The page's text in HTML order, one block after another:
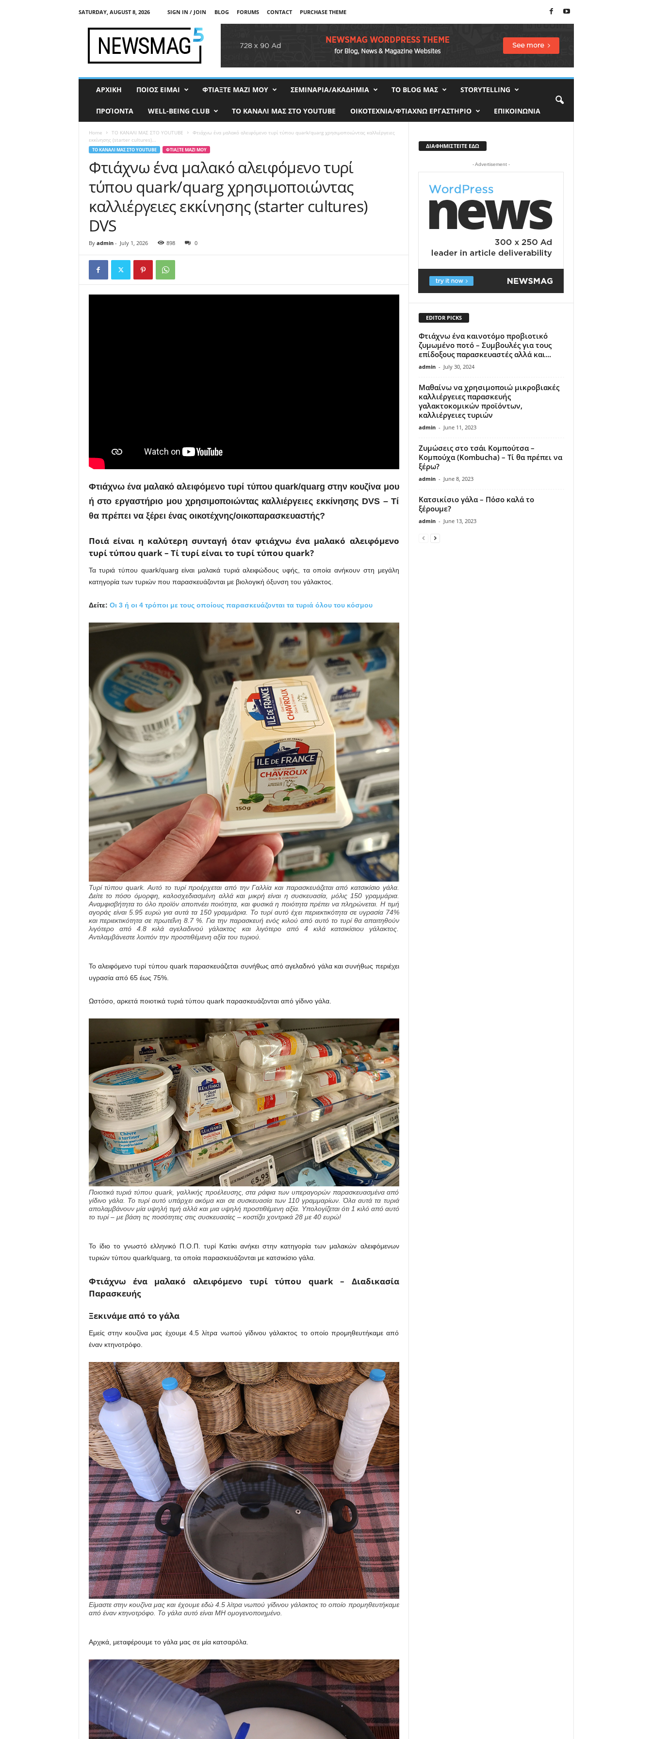
SATURDAY, AUGUST 8, 2026 SIGN IN / JOIN BLOG FORUMS CONTACT
PURCHASE THEME
ΑΡΧΙΚΗ ΠΟΙΟΣ ΕΙΜΑΙ ΦΤΙΑΞΤΕ ΜΑΖΙ ΜΟΥ ΣΕΜΙΝΑΡΙΑ/ΑΚΑΔΗΜΙΑ TO BLOG ΜΑΣ STORYTELLING
ΠΡΟΊΟΝΤΑ WELL-BEING CLUB ΤΟ ΚΑΝΑΛΙ ΜΑΣ ΣΤΟ YOUTUBE ΟΙΚΟΤΕΧΝΙΑ/ΦΤΙΑΧΝΩ ΕΡΓΑΣΤΗΡΙΟ ΕΠΙΚΟΙΝΩΝΙΑ
Home ΤΟ ΚΑΝΑΛΙ ΜΑΣ ΣΤΟ YOUTUBE
Φτιάχνω ένα μαλακό αλειφόμενο τυρί τύπου quark/quarg χρησιμοποιώντας καλλιέργειες
εκκίνησης (starter cultures)...
ΤΟ ΚΑΝΑΛΙ ΜΑΣ ΣΤΟ YOUTUBE ΦΤΙΑΞΤΕ ΜΑΖΙ ΜΟΥ
Φτιάχνω ένα μαλακό αλειφόμενο τυρί
τύπου quark/quarg χρησιμοποιώντας
καλλιέργειες εκκίνησης (starter cultures)
DVS
By admin- July 1, 2026 898 0
Φτιάχνω ένα μαλακό αλειφόμενο τυρί τύπου quark/quarg στην κουζίνα μου
ή στο εργαστήριο μου χρησιμοποιώντας καλλιέργειες εκκίνησης DVS – Τί
θα πρέπει να ξέρει ένας οικοτέχνης/οικοπαρασκευαστής?
Ποιά είναι η καλύτερη συνταγή όταν φτιάχνω ένα μαλακό αλειφόμενο
τυρί τύπου quark – Τί τυρί είναι το τυρί τύπου quark?
Τα τυριά τύπου quark/quarg είναι μαλακά τυριά αλειφώδους υφής, τα οποία ανήκουν στη μεγάλη
κατηγορία των τυριών που παρασκευάζονται με βιολογική όξυνση του γάλακτος.
Δείτε: Οι 3 ή οι 4 τρόποι με τους οποίους παρασκευάζονται τα τυριά όλου του κόσμου
Τυρί τύπου quark. Αυτό το τυρί προέρχεται από την Γαλλία και παρασκευάζεται από κατσικίσιο γάλα.
Δείτε το πόσο όμορφη, καλοσχεδιασμένη αλλά και μικρή είναι η συσκευασία, μόλις 150 γραμμάρια.
Αναμφισβήτητα το όλο προϊόν αποπνέει ποιότητα, και φυσικά η ποιότητα πρέπει να πληρώνεται. Η τιμή
αγοράς είναι 5.95 ευρώ για αυτά τα 150 γραμμάρια. Το τυρί αυτό έχει περιεκτικότητα σε υγρασία 74%
και περιεκτικότητα σε πρωτεΐνη 8.7 %. Για την παρασκευή ενός κιλού από αυτό το τυρί θα απαιτηθούν
λιγότερο από 4.8 κιλά αγελαδινού γάλακτος και λιγότερο από 4 κιλά κατσικίσιου γάλακτος.
Αντιλαμβάνεστε λοιπόν την προστιθέμενη αξία του τυριού.
Το αλειφόμενο τυρί τύπου quark παρασκευάζεται συνήθως από αγελαδινό γάλα και συνήθως περιέχει
υγρασία από 65 έως 75%.
Ωστόσο, αρκετά ποιοτικά τυριά τύπου quark παρασκευάζονται από γίδινο γάλα.
Ποιοτικά τυριά τύπου quark, γαλλικής προέλευσης, στα ράφια των υπεραγορών παρασκευασμένα από
γίδινο γάλα. Το τυρί αυτό υπάρχει ακόμα και σε συσκευασία των 110 γραμμαρίων. Όλα αυτά τα τυριά
απολαμβάνουν μία υψηλή τιμή αλλά και μια υψηλή προστιθέμενη αξία. Υπολογίζεται ότι 1 κιλό από αυτό
το τυρί – με βάση τις ποσότητες στις συσκευασίες – κοστίζει χοντρικά 28 με 40 ευρώ!
Το ίδιο το γνωστό ελληνικό Π.Ο.Π. τυρί Κατίκι ανήκει στην κατηγορία των μαλακών αλειφόμενων
τυριών τύπου quark/quarg, τα οποία παρασκευάζονται με κατσικίσιο γάλα.
Φτιάχνω ένα μαλακό αλειφόμενο τυρί τύπου quark – Διαδικασία
Παρασκευής
Ξεκινάμε από το γάλα
Εμείς στην κουζίνα μας έχουμε 4.5 λίτρα νωπού γίδινου γάλακτος το οποίο προμηθευτήκαμε από
έναν κτηνοτρόφο.
Είμαστε στην κουζίνα μας και έχουμε εδώ 4.5 λίτρα νωπού γίδινου γάλακτος το οποίο προμηθευτήκαμε
από έναν κτηνοτρόφο. Το γάλα αυτό είναι ΜΗ ομογενοποιημένο.
Αρχικά, μεταφέρουμε το γάλα μας σε μία κατσαρόλα.
ΔΙΑΦΗΜΙΣΤΕΙΤΕ ΕΔΩ
- Advertisement -
EDITOR PICKS
Φτιάχνω ένα καινοτόμο προβιοτικό
ζυμωμένο ποτό – Συμβουλές για τους
επίδοξους παρασκευαστές αλλά και...
admin - July 30, 2024
Μαθαίνω να χρησιμοποιώ μικροβιακές
καλλιέργειες παρασκευής
γαλακτοκομικών προϊόντων,
καλλιέργειες τυριών
admin - June 11, 2023
Ζυμώσεις στο τσάι Κομπούτσα –
Κομπούχα (Kombucha) – Τί θα πρέπει να
ξέρω?
admin - June 8, 2023
Κατσικίσιο γάλα – Πόσο καλά το
ξέρουμε?
admin - June 13, 2023